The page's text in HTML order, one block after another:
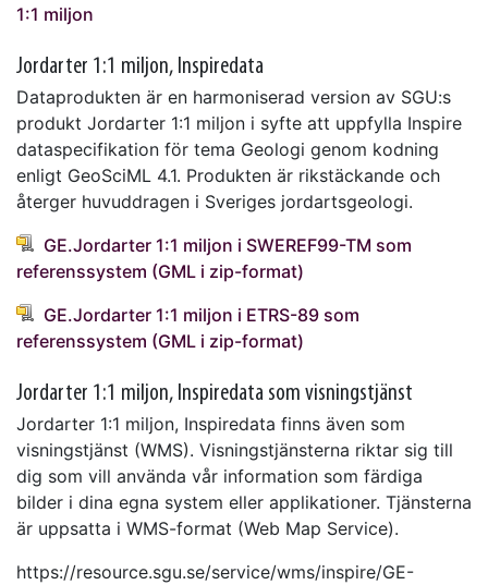
1:1 miljon
Jordarter 1:1 miljon, Inspiredata
Dataprodukten är en harmoniserad version av SGU:s
produkt Jordarter 1:1 miljon i syfte att uppfylla Inspire
dataspecifikation för tema Geologi genom kodning
enligt GeoSciML 4.1. Produkten är rikstäckande och
återger huvuddragen i Sveriges jordartsgeologi.
GE.Jordarter 1:1 miljon i SWEREF99-TM som
referenssystem (GML i zip-format)
GE.Jordarter 1:1 miljon i ETRS-89 som
referenssystem (GML i zip-format)
Jordarter 1:1 miljon, Inspiredata som visningstjänst
Jordarter 1:1 miljon, Inspiredata finns även som
visningstjänst (WMS). Visningstjänsterna riktar sig till
dig som vill använda vår information som färdiga
bilder i dina egna system eller applikationer. Tjänsterna
är uppsatta i WMS-format (Web Map Service).
https://resource.sgu.se/service/wms/inspire/GE-